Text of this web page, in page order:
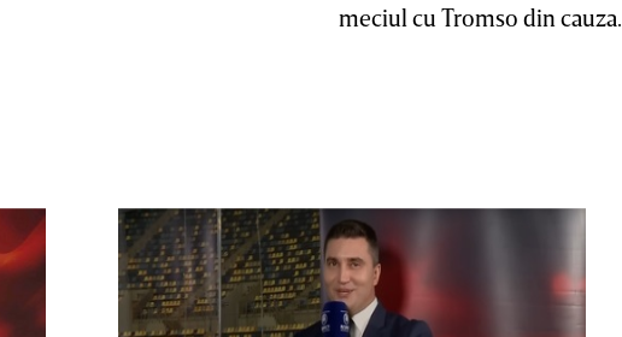
meciul cu Tromso din